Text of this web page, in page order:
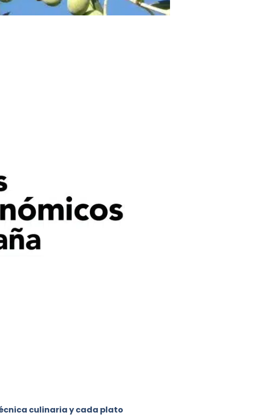
culinaria y cada plato